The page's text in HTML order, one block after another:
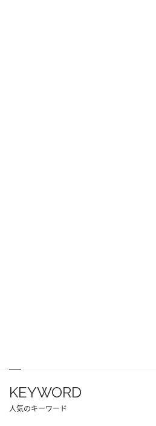
KEYWORD
人気のキーワード